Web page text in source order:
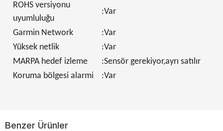
ROHS versiyonu
uyumluluğu
:Var
Garmin Network
:Var
Yüksek netlik
:Var
MARPA hedef izleme
:Sensör gerekiyor,ayrı satılır
Koruma bölgesi alarmi
:Var
Benzer Ürünler